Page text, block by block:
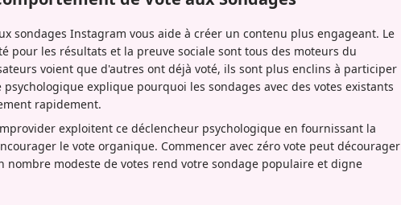
sondages Instagram vous aide à créer un contenu plus engageant. Le
pour les résultats et la preuve sociale sont tous des moteurs du
voient que d'autres ont déjà voté, ils sont plus enclins à participer
explique pourquoi les sondages avec des votes existants
rapidement.
exploitent ce déclencheur psychologique en fournissant la
le vote organique. Commencer avec zéro vote peut décourager
modeste de votes rend votre sondage populaire et digne